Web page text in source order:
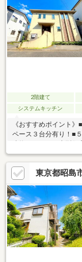
設あり・4路線「拝島
薬局などあり・お車を
摩街道」までのアクセ
2階建て
システムキッチン
《おすすめポイント
ペース３台分有り！■
ご案内可能です！お気
東京都昭島